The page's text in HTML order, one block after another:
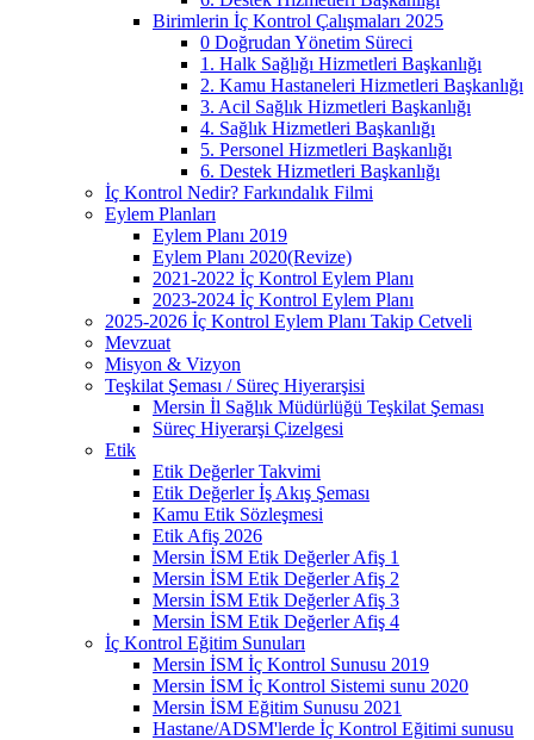
Birimlerin İç Kontrol Çalışmaları 2025
0 Doğrudan Yönetim Süreci
1. Halk Sağlığı Hizmetleri Başkanlığı
2. Kamu Hastaneleri Hizmetleri Başkanlığı
3. Acil Sağlık Hizmetleri Başkanlığı
4. Sağlık Hizmetleri Başkanlığı
5. Personel Hizmetleri Başkanlığı
6. Destek Hizmetleri Başkanlığı
İç Kontrol Nedir? Farkındalık Filmi
Eylem Planları
Eylem Planı 2019
Eylem Planı 2020(Revize)
2021-2022 İç Kontrol Eylem Planı
2023-2024 İç Kontrol Eylem Planı
2025-2026 İç Kontrol Eylem Planı Takip Cetveli
Mevzuat
Misyon & Vizyon
Teşkilat Şeması / Süreç Hiyerarşisi
Mersin İl Sağlık Müdürlüğü Teşkilat Şeması
Süreç Hiyerarşi Çizelgesi
Etik
Etik Değerler Takvimi
Etik Değerler İş Akış Şeması
Kamu Etik Sözleşmesi
Etik Afiş 2026
Mersin İSM Etik Değerler Afiş 1
Mersin İSM Etik Değerler Afiş 2
Mersin İSM Etik Değerler Afiş 3
Mersin İSM Etik Değerler Afiş 4
İç Kontrol Eğitim Sunuları
Mersin İSM İç Kontrol Sunusu 2019
Mersin İSM İç Kontrol Sistemi sunu 2020
Mersin İSM Eğitim Sunusu 2021
Hastane/ADSM'lerde İç Kontrol Eğitimi sunusu